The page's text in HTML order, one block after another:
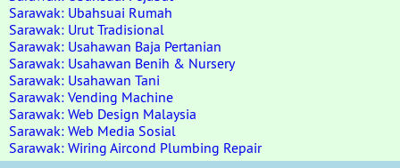
Sarawak: Ubahsuai Rumah
Sarawak: Urut Tradisional
Sarawak: Usahawan Baja Pertanian
Sarawak: Usahawan Benih & Nursery
Sarawak: Usahawan Tani
Sarawak: Vending Machine
Sarawak: Web Design Malaysia
Sarawak: Web Media Sosial
Sarawak: Wiring Aircond Plumbing Repair